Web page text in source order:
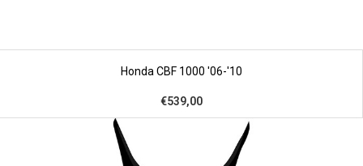
Honda CBF 1000 '06-'10
€539,00